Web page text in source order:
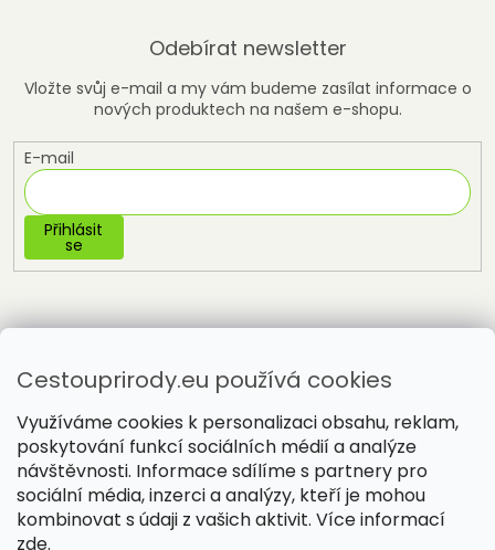
Cestouprirody.eu používá cookies
Využíváme cookies k personalizaci obsahu, reklam,
poskytování funkcí sociálních médií a analýze
návštěvnosti. Informace sdílíme s partnery pro
sociální média, inzerci a analýzy, kteří je mohou
kombinovat s údaji z vašich aktivit. Více informací
zde.
Odebírat newsletter
Vložte svůj e-mail a my vám budeme zasílat informace o
nových produktech na našem e-shopu.
E-mail
Přihlásit
se
Vytvořil Shoptet
Copyright 2026